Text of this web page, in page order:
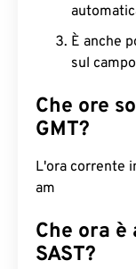
È anche
sul
Che ore
GMT?
L'ora corrente
am
Che ora è
SAST?